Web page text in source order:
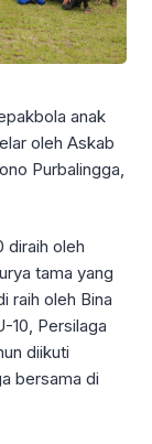
anak
oleh Askab
Purbalingga,
diraih oleh
tama yang
raih oleh Bina
10, Persilaga
diikuti
bersama di